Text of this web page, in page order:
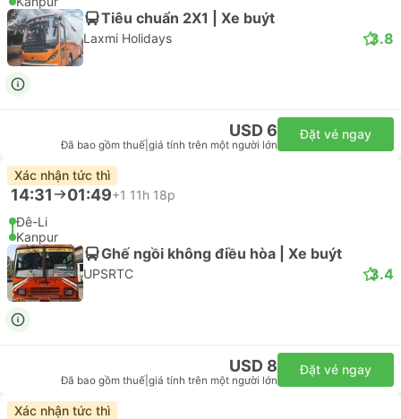
Tiêu chuẩn 2X1 | Xe buýt
Laxmi Holidays 3.8
USD 6
Đã bao gồm thuế giá tính trên một người lớn
Đặt vé ngay
Xác nhận tức thì
14:31 01:49+1 11h 18p
Đê-Li
Kanpur
Ghế ngồi không điều hòa | Xe buýt
UPSRTC 3.4
USD 8
Đã bao gồm thuế giá tính trên một người lớn
Đặt vé ngay
Xác nhận tức thì